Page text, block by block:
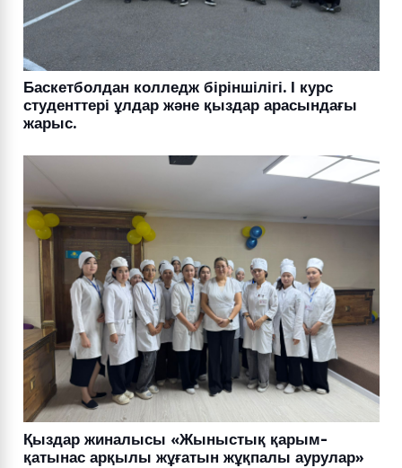
Баскетболдан колледж біріншілігі. І курс
студенттері ұлдар және қыздар арасындағы
жарыс.
Қыздар жиналысы «Жыныстық қарым-
қатынас арқылы жұғатын жұқпалы аурулар»